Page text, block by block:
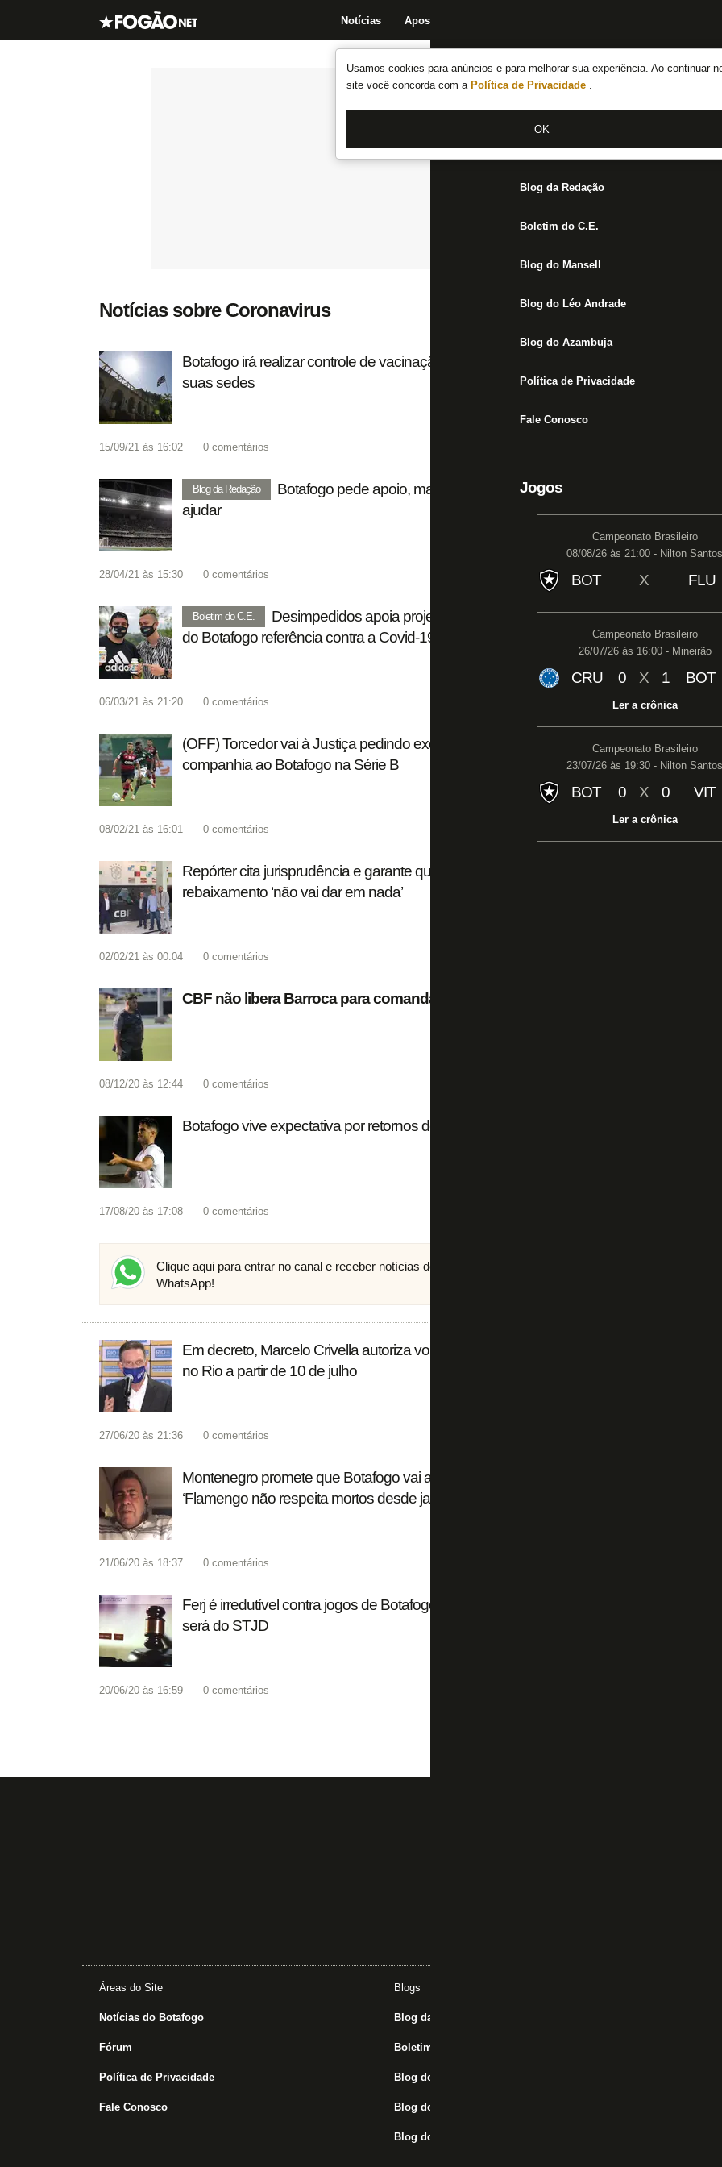
Usamos cookies para anúncios e para melhorar sua experiência. Ao continuar
site você concorda com a Política de Privacidade .
OK
Notícias Apostas
Notícias do Botafogo
Fórum
Jogos
Blog da Redação
Boletim do C.E.
Blog do Mansell
Blog do Léo Andrade
Blog do Azambuja
Política de Privacidade
Fale Conosco
Jogos
Campeonato Brasileiro
08/08/26 às 21:00 - Nilton Santos
BOT X FLU
Campeonato Brasileiro
26/07/26 às 16:00 - Mineirão
CRU 0 X 1 BOT
Ler a crônica
Campeonato Brasileiro
23/07/26 às 19:30 - Nilton Santos
BOT 0 X 0 VIT
Ler a crônica
Notícias sobre Coronavirus
Botafogo irá realizar controle de vacinação contra Covid-19 para acesso em
suas sedes
15/09/21 às 16:02 0 comentários
Blog da Redação
Botafogo pede apoio, mas precisa criar formas de a torcida
ajudar
28/04/21 às 15:30 0 comentários
Boletim do C.E.
Desimpedidos apoia projeto da Centrum que visa fazer estádio
do Botafogo referência contra a Covid-19
06/03/21 às 21:20 0 comentários
(OFF) Torcedor vai à Justiça pedindo exclusão, e Flamengo pode fazer
companhia ao Botafogo na Série B
08/02/21 às 16:01 0 comentários
Repórter cita jurisprudência e garante que petição para não haver
rebaixamento ‘não vai dar em nada’
02/02/21 às 00:04 0 comentários
CBF não libera Barroca para comandar Botafogo contra o São Paulo
08/12/20 às 12:44 0 comentários
Botafogo vive expectativa por retornos de Cícero e Pedro Raul após Covid-19
17/08/20 às 17:08 0 comentários
Clique aqui para entrar no canal e receber notícias do Botafogo no
WhatsApp!
Em decreto, Marcelo Crivella autoriza volta de público (!) nos jogos de futebol
no Rio a partir de 10 de julho
27/06/20 às 21:36 0 comentários
Montenegro promete que Botafogo vai até últimas instâncias e critica:
‘Flamengo não respeita mortos desde janeiro de 2019’
21/06/20 às 18:37 0 comentários
Ferj é irredutível contra jogos de Botafogo e Fluminense em julho; decisão
será do STJD
20/06/20 às 16:59 0 comentários
Áreas do Site
Notícias do Botafogo
Fórum
Política de Privacidade
Fale Conosco
Blogs
Blog da Redação
Boletim do C.E.
Blog do Mansell
Blog do Léo Andrade
Blog do Azambuja